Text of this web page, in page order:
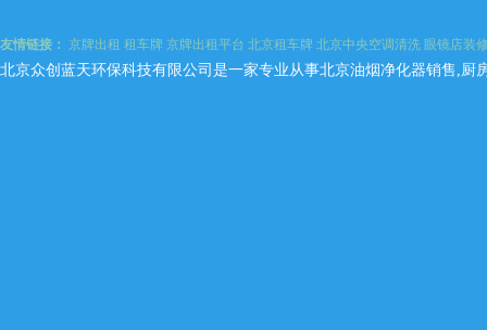
友情链接： 京牌出租 租车牌 京牌出租平台 北京租车牌 北京中央空调清洗 眼镜店装
北京众创蓝天环保科技有限公司是一家专业从事北京油烟净化器销售,厨